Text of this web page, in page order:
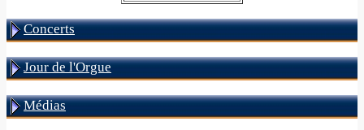
Concerts
Jour de l'Orgue
Médias